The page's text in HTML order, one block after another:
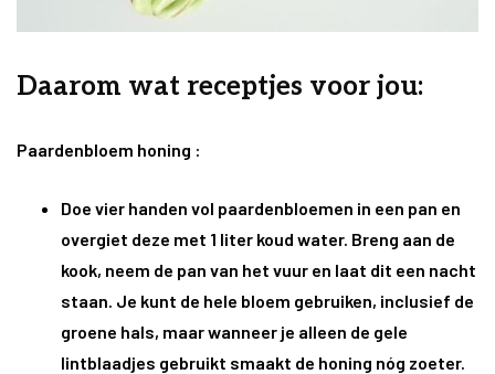
Daarom wat receptjes voor jou:
Paardenbloem honing :
Doe vier handen vol paardenbloemen in een pan en
overgiet deze met 1 liter koud water. Breng aan de
kook, neem de pan van het vuur en laat dit een nacht
staan. Je kunt de hele bloem gebruiken, inclusief de
groene hals, maar wanneer je alleen de gele
lintblaadjes gebruikt smaakt de honing nóg zoeter.